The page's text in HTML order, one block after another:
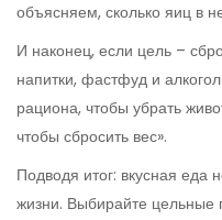
объясняем, сколько яиц в
И наконец, если цель –
напитки, фастфуд и
рациона, чтобы убрать
чтобы сбросить вес».
Подводя итог: вкусная еда
жизни. Выбирайте цельные